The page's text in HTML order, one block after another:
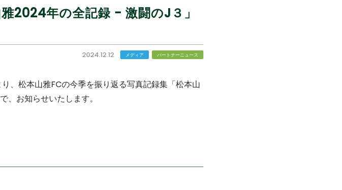
2024年の全記録 ­- 激闘のJ３」
2024.12.12 メディア パートナーニュース
、松本山雅FCの今季を振り返る写真記録集「松本山
お知らせいたします。